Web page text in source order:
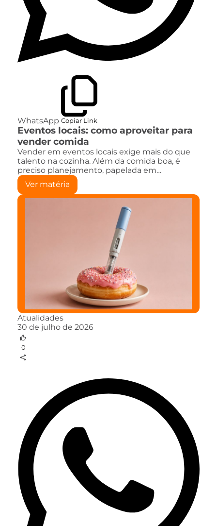
WhatsApp Copiar Link
Eventos locais: como aproveitar para
vender comida
Vender em eventos locais exige mais do que
talento na cozinha. Além da comida boa, é
preciso planejamento, papelada em…
Ver matéria
Atualidades
30 de julho de 2026
0